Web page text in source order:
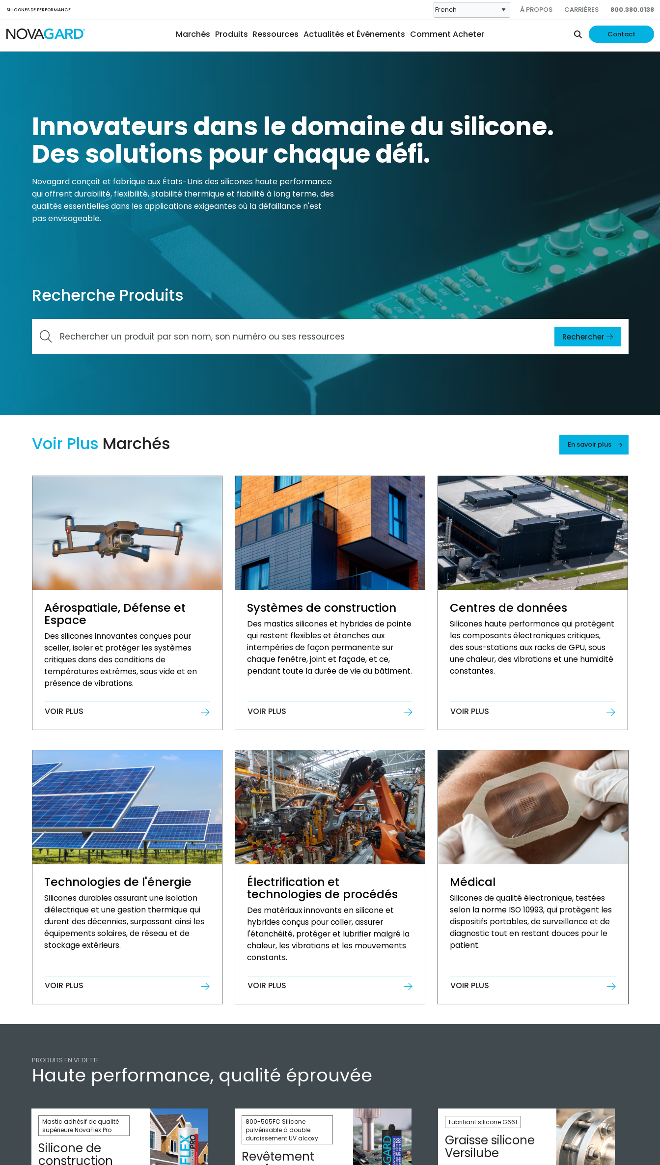
SILICONES DE PERFORMANCE À PROPOS CARRIÈRES 800.380.0138
Marchés Produits Ressources Actualités et Événements Comment Acheter Contact
Innovateurs dans le domaine du silicone.
Des solutions pour chaque défi.
Novagard conçoit et fabrique aux États-Unis des silicones haute performance
qui offrent durabilité, flexibilité, stabilité thermique et fiabilité à long terme, des
qualités essentielles dans les applications exigeantes où la défaillance n'est
pas envisageable.
Recherche Produits
Rechercher
ici
ressources
Rechercher
Voir Plus Marchés En savoir plus
Aérospatiale, Défense et
Espace
Des silicones innovantes conçues pour
sceller, isoler et protéger les systèmes
critiques dans des conditions de
températures extrêmes, sous vide et en
présence de vibrations.
VOIR PLUS
Systèmes de construction
Des mastics silicones et hybrides de pointe
qui restent flexibles et étanches aux
intempéries de façon permanente sur
chaque fenêtre, joint et façade, et ce,
pendant toute la durée de vie du bâtiment.
VOIR PLUS
Centres de données
Silicones haute performance qui protègent
les composants électroniques critiques,
des sous-stations aux racks de GPU, sous
une chaleur, des vibrations et une humidité
constantes.
VOIR PLUS
Technologies de l'énergie
Silicones durables assurant une isolation
diélectrique et une gestion thermique qui
durent des décennies, surpassant ainsi les
équipements solaires, de réseau et de
stockage extérieurs.
VOIR PLUS
Électrification et
technologies de procédés
Des matériaux innovants en silicone et
hybrides conçus pour coller, assurer
l'étanchéité, protéger et lubrifier malgré la
chaleur, les vibrations et les mouvements
constants.
VOIR PLUS
Médical
Silicones de qualité électronique, testées
selon la norme ISO 10993, qui protègent les
dispositifs portables, de surveillance et de
diagnostic tout en restant douces pour le
patient.
VOIR PLUS
PRODUITS EN VEDETTE
Haute performance, qualité éprouvée
Mastic adhésif de qualité
supérieure NovaFlex Pro
Silicone de
construction
800-505FC Silicone
pulvérisable à double
durcissement UV alcoxy
Revêtement
Lubrifiant silicone G661
Graisse silicone
Versilube